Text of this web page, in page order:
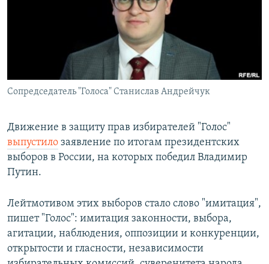
РАСПИСАНИЕ ВЕЩАНИЯ
ПОДПИШИТЕСЬ НА РАССЫЛКУ
СОЦИАЛЬНЫЕ СЕТИ
Все сайты РСЕ/РС
Сопредседатель "Голоса" Станислав Андрейчук
Движение в защиту прав избирателей "Голос"
выпустило заявление по итогам президентских
выборов в России, на которых победил Владимир
Путин.
Лейтмотивом этих выборов стало слово "имитация",
пишет "Голос": имитация законности, выбора,
агитации, наблюдения, оппозиции и конкуренции,
открытости и гласности, независимости